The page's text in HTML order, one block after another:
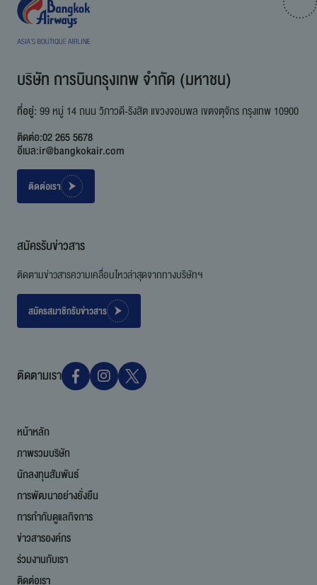
บริษัท การบินกรุงเทพ จำกัด (มหาชน)
ที่อยู่:99 หมู่ 14 ถนน วิภาวดี-รังสิต แขวงจอมพล เขตจตุจักร กรุงเทพ 10900
ติดต่อ:02 265 5678
อีเมล:ir@bangkokair.com
ติดต่อเรา
สมัครรับข่าวสาร
ติดตามข่าวสารความเคลื่อนไหวล่าสุดจากทางบริษัทฯ
สมัครสมาชิกรับข่าวสาร
ติดตามเรา
หน้าหลัก
ภาพรวมบริษัท
นักลงทุนสัมพันธ์
การพัฒนาอย่างยั่งยืน
การกำกับดูแลกิจการ
ข่าวสารองค์กร
ร่วมงานกับเรา
ติดต่อเรา